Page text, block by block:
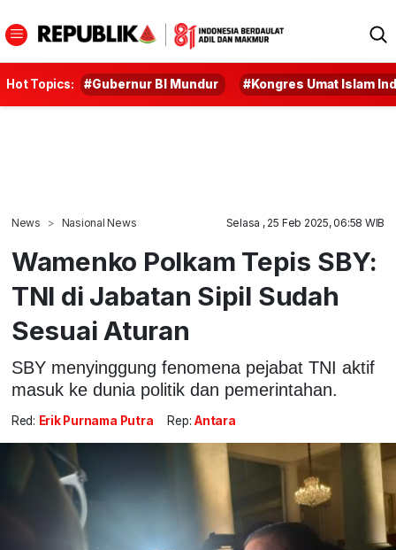
Hot Topics: #Gubernur BI Mundur #Kongres Umat Islam
News Nasional News Selasa , 25 Feb 2025, 06:58 WIB
Wamenko Polkam Tepis SBY:
TNI di Jabatan Sipil Sudah
Sesuai Aturan
SBY menyinggung fenomena pejabat TNI aktif
masuk ke dunia politik dan pemerintahan.
Red: Erik Purnama Putra Rep: Antara